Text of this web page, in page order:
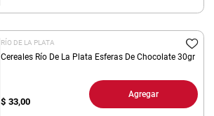
RÍO DE LA PLATA
Cereales Río De La Plata Esferas De Chocolate 30gr
$ 33,00
Agregar